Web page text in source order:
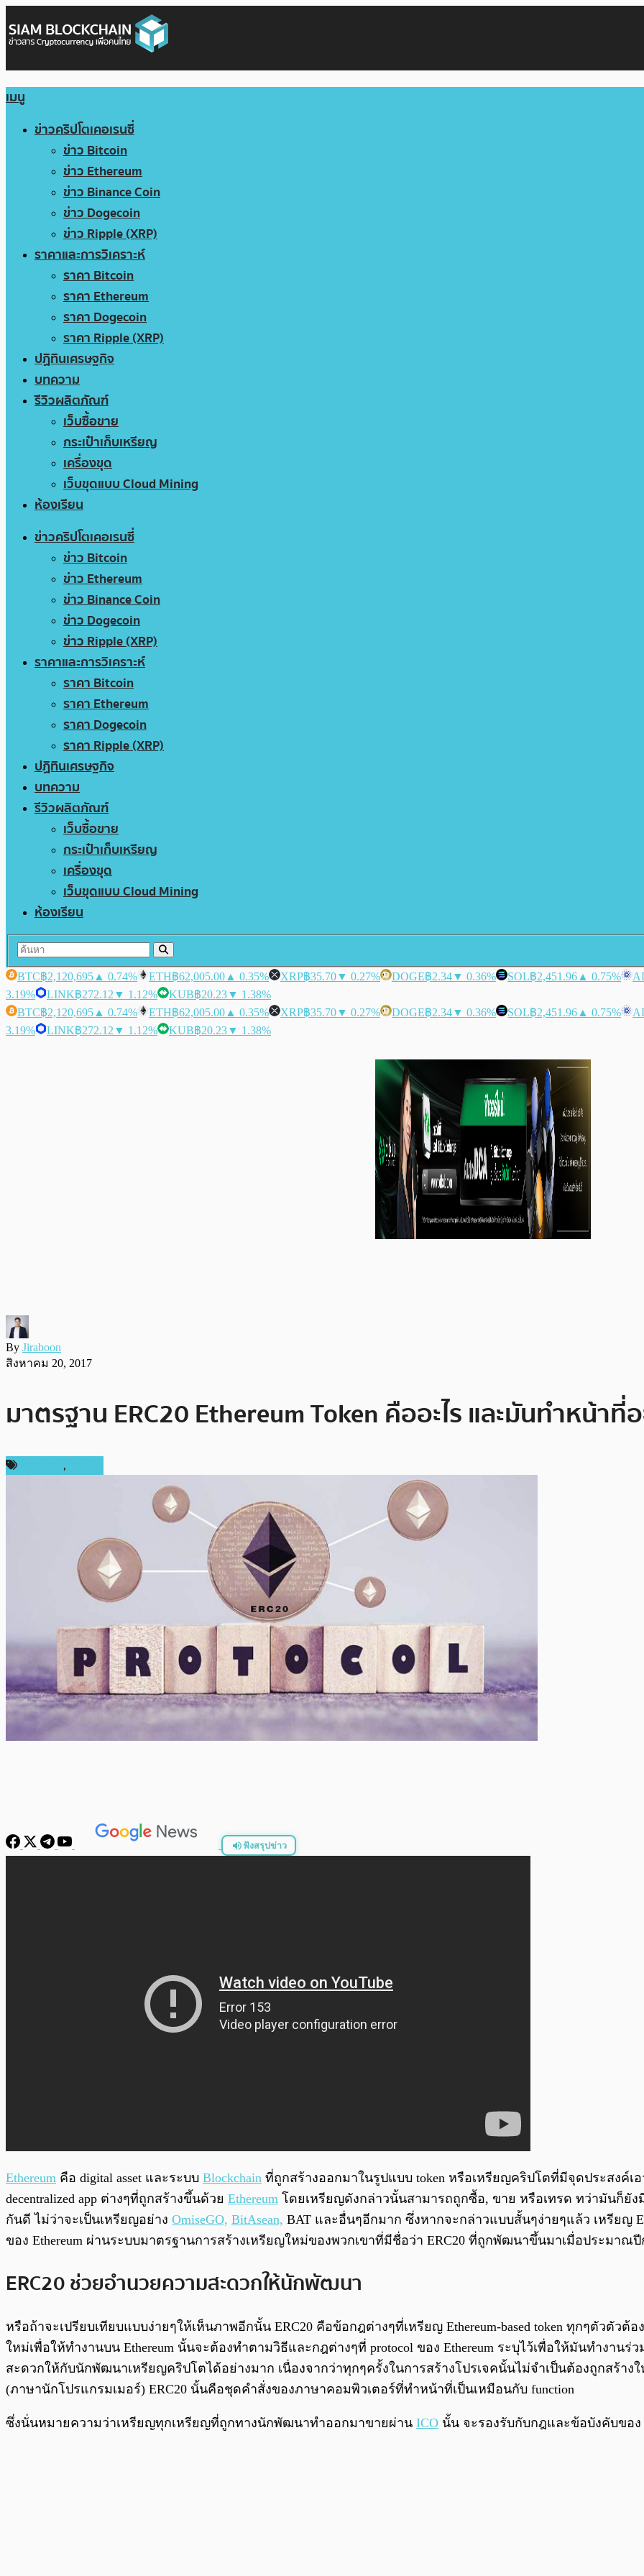
เมนู
ข่าวคริปโตเคอเรนซี่
ข่าว Bitcoin
ข่าว Ethereum
ข่าว Binance Coin
ข่าว Dogecoin
ข่าว Ripple (XRP)
ราคาและการวิเคราะห์
ราคา Bitcoin
ราคา Ethereum
ราคา Dogecoin
ราคา Ripple (XRP)
ปฏิทินเศรษฐกิจ
บทความ
รีวิวผลิตภัณฑ์
เว็บซื้อขาย
กระเป๋าเก็บเหรียญ
เครื่องขุด
เว็บขุดแบบ Cloud Mining
ห้องเรียน
ข่าวคริปโตเคอเรนซี่
ข่าว Bitcoin
ข่าว Ethereum
ข่าว Binance Coin
ข่าว Dogecoin
ข่าว Ripple (XRP)
ราคาและการวิเคราะห์
ราคา Bitcoin
ราคา Ethereum
ราคา Dogecoin
ราคา Ripple (XRP)
ปฏิทินเศรษฐกิจ
บทความ
รีวิวผลิตภัณฑ์
เว็บซื้อขาย
กระเป๋าเก็บเหรียญ
เครื่องขุด
เว็บขุดแบบ Cloud Mining
ห้องเรียน
BTC฿2,120,695 ▲ 0.74% ETH฿62,005.00 ▲ 0.35% XRP฿35.70▼ 0.27% DOGE฿2.34▼ 0.36% SOL฿2,451.96 ▲ 0.75%
3.19%
LINK฿272.12 ▼ 1.12% KUB฿20.23▼ 1.38%
BTC฿2,120,695 ▲ 0.74% ETH฿62,005.00 ▲ 0.35% XRP฿35.70▼ 0.27% DOGE฿2.34▼ 0.36% SOL฿2,451.96 ▲ 0.75%
3.19%
LINK฿272.12 ▼ 1.12% KUB฿20.23▼ 1.38%
By Jiraboon
สิงหาคม 20, 2017
มาตรฐาน ERC20 Ethereum Token คืออะไร และมันทำหน้าที่อ
,
ฟังสรุปข่าว
Ethereum คือ digital asset และระบบ Blockchain ที่ถูกสร้างออกมาในรูปแบบ token หรือเหรียญคริปโตที่มีจุดประสงค์เอ
decentralized app ต่างๆที่ถูกสร้างขึ้นด้วย Ethereum โดยเหรียญดังกล่าวนั้นสามารถถูกซื้อ, ขาย หรือเทรด ทว่ามันก็ยัง
กันดี ไม่ว่าจะเป็นเหรียญอย่าง OmiseGO, BitAsean, BAT และอื่นๆอีกมาก ซึ่งหากจะกล่าวแบบสั้นๆง่ายๆแล้ว เหรียญ
ของ Ethereum ผ่านระบบมาตรฐานการสร้างเหรียญใหม่ของพวกเขาที่มีชื่อว่า ERC20 ที่ถูกพัฒนาขึ้นมาเมื่อประมาณ
ERC20 ช่วยอำนวยความสะดวกให้นักพัฒนา
หรือถ้าจะเปรียบเทียบแบบง่ายๆให้เห็นภาพอีกนั้น ERC20 คือข้อกฎต่างๆที่เหรียญ Ethereum-based token ทุกๆตัวตั
ใหม่เพื่อให้ทำงานบน Ethereum นั้นจะต้องทำตามวิธีและกฎต่างๆที่ protocol ของ Ethereum ระบุไว้เพื่อให้มันทำงาน
สะดวกให้กับนักพัฒนาเหรียญคริปโตได้อย่างมาก เนื่องจากว่าทุกๆครั้งในการสร้างโปรเจคนั้นไม่จำเป็นต้องถูกสร้า
(ภาษานักโปรแกรมเมอร์) ERC20 นั้นคือชุดคำสั่งของภาษาคอมพิวเตอร์ที่ทำหน้าที่เป็นเหมือนกับ function
ซึ่งนั่นหมายความว่าเหรียญทุกเหรียญที่ถูกทางนักพัฒนาทำออกมาขายผ่าน ICO นั้น จะรองรับกับกฎและข้อบังคับของ